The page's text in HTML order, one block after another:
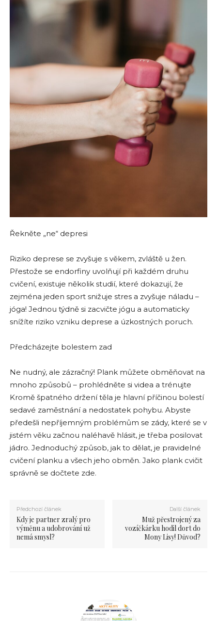
Řekněte „ne“ depresi
Riziko deprese se zvyšuje s věkem, zvláště u žen.
Přestože se endorfiny uvolňují při každém druhu
cvičení, existuje několik studií, které dokazují, že
zejména jeden sport snižuje stres a zvyšuje náladu –
jóga! Jednou týdně si zacvičte jógu a automaticky
snížíte riziko vzniku deprese a úzkostných poruch.
Předcházejte bolestem zad
Ne nudný, ale zázračný! Plank můžete obměňovat na
mnoho způsobů – prohlédněte si videa a trénujte
Kromě špatného držení těla je hlavní příčinou bolestí
sedavé zaměstnání a nedostatek pohybu. Abyste
předešli nepříjemným problémům se zády, které se v
jistém věku začnou naléhavě hlásit, je třeba posilovat
jádro. Jednoduchý způsob, jak to dělat, je pravidelné
cvičení planku a všech jeho obměn. Jako plank cvičit
správně se dočtete zde.
Předchozí článek
Kdy je partner zralý pro
výměnu a udobrování už
nemá smysl?
Další článek
Muž přestrojený za
vozíčkárku hodil dort do
Mony Lisy! Důvod?